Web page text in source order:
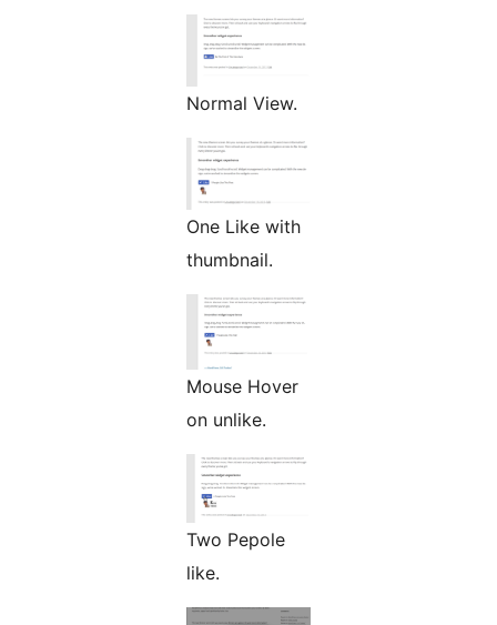
Normal View.
One Like with
thumbnail.
Mouse Hover
on unlike.
Two Pepole
like.